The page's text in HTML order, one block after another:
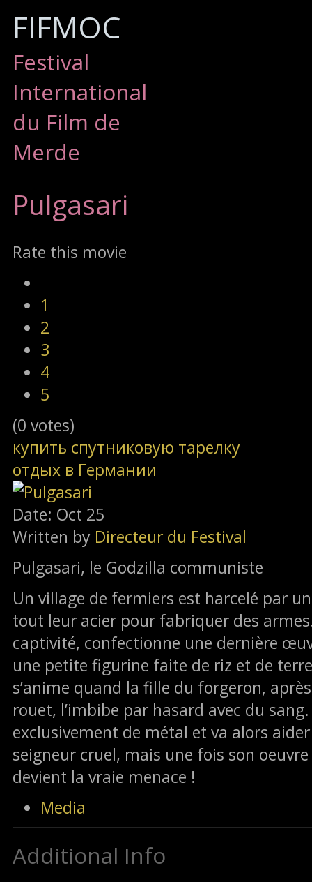
FIFMOC
Festival
International
du Film de
Merde
Pulgasari
Rate this movie
1
2
3
4
5
(0 votes)
купить спутниковую тарелку
отдых в Германии
Date: Oct 25
Written by Directeur du Festival
Pulgasari, le Godzilla communiste
Un village de fermiers est harcelé par
tout leur acier pour fabriquer des
captivité, confectionne une dernière
une petite figurine faite de riz et de
s’anime quand la fille du forgeron,
rouet, l’imbibe par hasard avec du
exclusivement de métal et va alors
seigneur cruel, mais une fois son
devient la vraie menace !
Media
Additional Info